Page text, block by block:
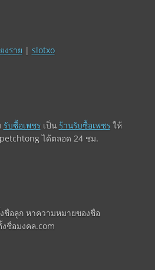
งราย | slotxo
รับซื้อเพชรเป็น ร้านรับซื้อเพชรให้
ได้ตลอด 24 ชม.
ชื่อลูก หาความหมายของชื่อ
ชื่อมงคล.com